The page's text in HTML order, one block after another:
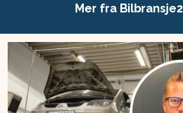
Mer fra